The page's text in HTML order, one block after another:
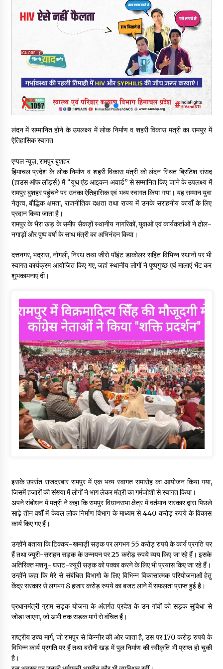
5 किलो अफीम डोडा/पोस्त बरामदगी मामले में कुल्लू सैंज से मुख्य सप्लायर
गिरफ्तार
09/08/2026
सुधीर शर्मा अपनी बोल-वाणी सुधारें, हिमाचली संस्कृति के अनुरूप करें भाषा का
08/08/2026
हिमाचल सरकार मछुआरों को नावों और मछली पकड़ने के उपकरणों पर डे रही
70 से 90% तक सब्सिडी
08/08/2026
चंबा में बड़ा बस सड़क हादसा, 3 की मौत कई गंभीर घायल, बैरागढ़ से चंबा आ
रही थी निजी बस शर्मा कोच
लंदन में सम्मानित होने के उपलक्ष्य में लोक निर्माण व शहरी विकास मंत्री का रामपुर में
ऐतिहासिक स्वागत
एप्पल न्यूज़, रामपुर बुशहर
हिमाचल प्रदेश के लोक निर्माण व शहरी विकास मंत्री को लंदन स्थित ब्रिटिश संसद
(हाउस ऑफ लॉर्ड्स) में “यूथ एंड आइकन अवार्ड” से सम्मानित किए जाने के उपलक्ष्य में
रामपुर बुशहर पहुंचने पर उनका ऐतिहासिक एवं भव्य स्वागत किया गया। यह सम्मान युवा
नेतृत्व, बौद्धिक क्षमता, राजनीतिक दक्षता तथा राज्य में उनके सराहनीय कार्यों के लिए
प्रदान किया जाता है।
रामपुर के भैरा खड़ के समीप सैकड़ों स्थानीय नागरिकों, युवाओं एवं कार्यकर्ताओं ने ढोल-
नगाड़ों और पुष्प वर्षा के साथ मंत्री का अभिनंदन किया।
दत्तनगर, भद्रास, नोगली, निरथ तथा जीरो पॉइंट डाकोलर सहित विभिन्न स्थानों पर भी
स्वागत कार्यक्रम आयोजित किए गए, जहां स्थानीय लोगों ने पुष्पगुच्छ एवं मालाएं भेंट कर
शुभकामनाएं दीं।
इसके उपरांत राजदरबार रामपुर में एक भव्य स्वागत समारोह का आयोजन किया गया,
जिसमें हजारों की संख्या में लोगों ने भाग लेकर मंत्री का गर्मजोशी से स्वागत किया।
अपने संबोधन में मंत्री ने कहा कि रामपुर विधानसभा क्षेत्र में वर्तमान सरकार द्वारा पिछले
साढ़े तीन वर्षों में केवल लोक निर्माण विभाग के माध्यम से 440 करोड़ रुपये के विकास
कार्य किए गए हैं।
उन्होंने बताया कि टिक्कर-खमाड़ी सड़क पर लगभग 55 करोड़ रुपये के कार्य प्रगति पर
हैं तथा ज्यूरी-सराहन सड़क के उन्नयन पर 25 करोड़ रुपये व्यय किए जा रहे हैं। इसके
अतिरिक्त मशनू- घराट-ज्यूरी सड़क को पक्का करने के लिए भी प्रयास किए जा रहे हैं।
उन्होंने कहा कि मेरे से संबंधित विभागो के लिए विभिन्न विकासात्मक परियोजनाओं हेतु
केंद्र सरकार से लगभग 8 हजार करोड़ रुपये का बजट लाने में सफलता प्राप्त हुई है।
प्रधानमंत्री ग्राम सड़क योजना के अंतर्गत प्रदेश के उन गांवों को सड़क सुविधा से
जोड़ा जाएगा, जो अभी तक सड़क मार्ग से वंचित हैं।
राष्ट्रीय उच्च मार्ग, जो रामपुर से किन्नौर की ओर जाता है, उस पर 170 करोड़ रुपये के
विभिन्न कार्य प्रगति पर हैं तथा बरौनी खड़ में पुल निर्माण की स्वीकृति भी प्राप्त हो चुकी
है।